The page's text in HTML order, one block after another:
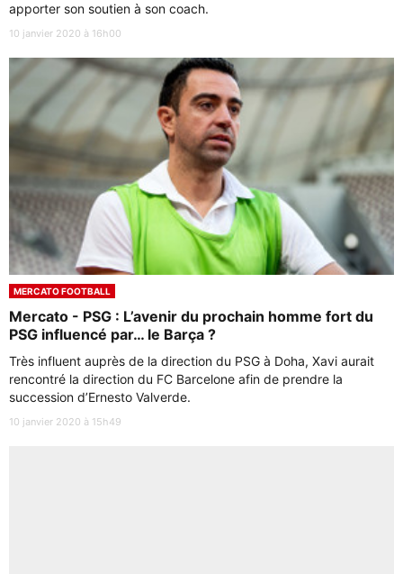
apporter son soutien à son coach.
10 janvier 2020 à 16h00
MERCATO FOOTBALL
Mercato - PSG : L’avenir du prochain homme fort du
PSG influencé par… le Barça ?
Très influent auprès de la direction du PSG à Doha, Xavi aurait
rencontré la direction du FC Barcelone afin de prendre la
succession d’Ernesto Valverde.
10 janvier 2020 à 15h49